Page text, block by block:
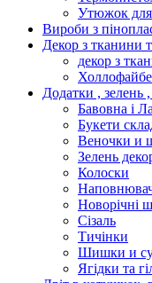
Утюжок для
Вироби з
Декор з тканини
декор з
Додатки , зелень
Бавовна і
Букети
Веночки и
Зелень
Колоски
Новорічні
Сізаль
Тичінки
Шишки и
Ягідки та